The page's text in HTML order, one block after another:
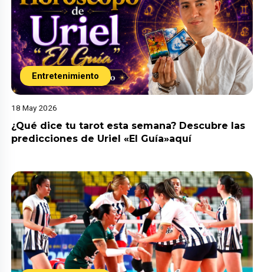
Entretenimiento
18 May 2026
¿Qué dice tu tarot esta semana? Descubre las
predicciones de Uriel «El Guía»aquí